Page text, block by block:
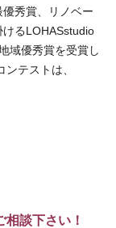
秀賞、リノベー
けるLOHASstudio
域優秀賞を受賞し
ンテストは、
談下さい！